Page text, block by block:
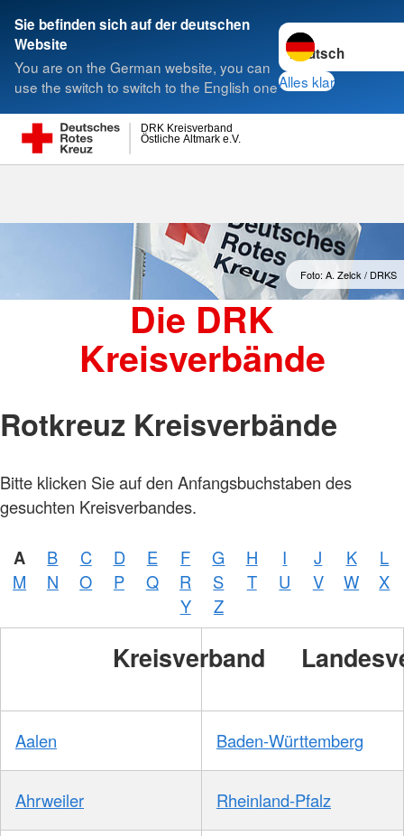
Sie befinden sich auf der deutschen
Website
You are on the German website, you can
use the switch to switch to the English one
Sprache wechseln
Alles klar
Östliche Altmark e.V.
DRK Kreisverband
Suche
Kreisverbände
Foto: A. Zelck / DRKS
Die DRK
Kreisverbände
Rotkreuz Kreisverbände
Bitte klicken Sie auf den Anfangsbuchstaben des
gesuchten Kreisverbandes.
A B C D E F G H I J K
L
M
N O P Q R S T U V W
X
Y
Z
Kreisverband
Aalen Baden-Württemberg
Ahrweiler Rheinland-Pfalz